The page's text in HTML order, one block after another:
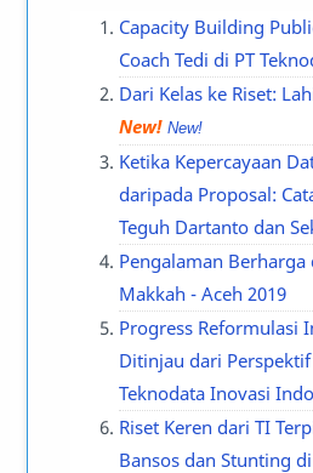
Capacity Building
Coach Tedi di PT
Dari Kelas ke Riset:
New!
Ketika Kepercayaan
daripada Proposal:
Teguh Dartanto dan
Pengalaman
Makkah - Aceh 2019
Progress Reformulasi
Ditinjau dari Perspektif
Teknodata Inovasi
Riset Keren dari TI
Bansos dan Stunting di